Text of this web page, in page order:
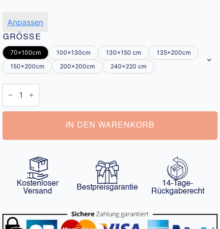
Anpassen
GRÖSSE
70x100cm 100x130cm 130x150 cm
135x200cm
150x200cm
200x200cm 240x220 cm
Decke
mit
und
IN DEN WARENKORB
Kostenloser
Versand
Bestpreisgarantie
14-Tage-
Rückgaberecht